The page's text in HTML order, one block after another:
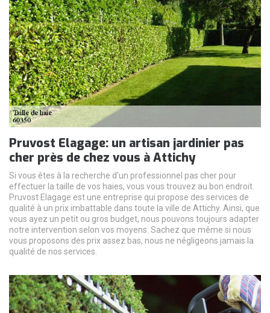
Pruvost Elagage: un artisan jardinier pas
cher près de chez vous à Attichy
Si vous êtes à la recherche d'un professionnel pas cher pour
effectuer la taille de vos haies, vous vous trouvez au bon endroit.
Pruvost Elagage est une entreprise qui propose des services de
qualité à un prix imbattable dans toute la ville de Attichy. Ainsi, que
vous ayez un petit ou gros budget, nous pouvons toujours adapter
notre intervention selon vos moyens. Sachez que même si nous
vous proposons des prix assez bas, nous ne négligeons jamais la
qualité de nos services.